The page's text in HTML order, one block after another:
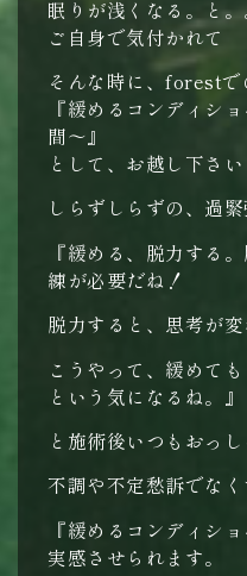
眠りが浅くなる。と。
ご自身で気付かれて
そんな時に、forestで
『緩めるコンディシ
間〜』
として、お越し下さ
しらずしらずの、過
『緩める、脱力する
練が必要だね！
脱力すると、思考が変
こうやって、緩めて
という気になるね。』
と施術後いつもおっ
不調や不定愁訴でなく
『緩めるコンディシ
実感させられます。